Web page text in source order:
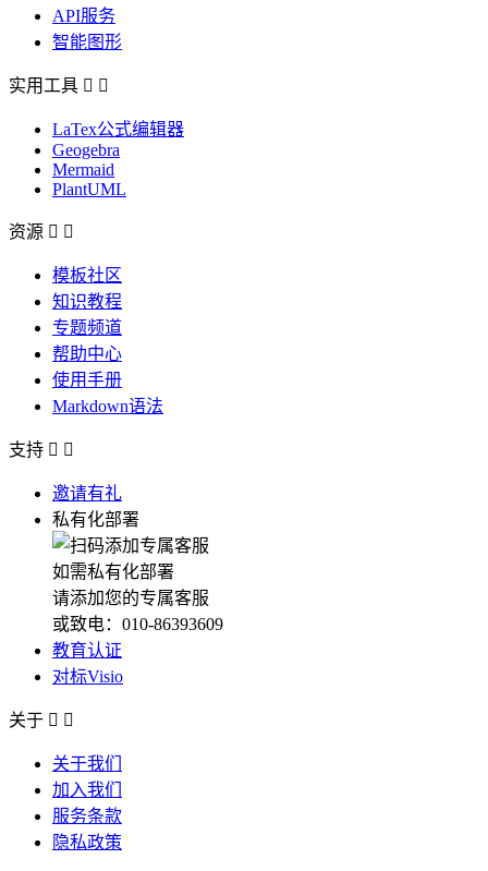
API服务
智能图形
实用工具  
LaTex公式编辑器
Geogebra
Mermaid
PlantUML
资源  
模板社区
知识教程
专题频道
帮助中心
使用手册
Markdown语法
支持  
邀请有礼
私有化部署
如需私有化部署
请添加您的专属客服
或致电：010-86393609
教育认证
对标Visio
关于  
关于我们
加入我们
服务条款
隐私政策